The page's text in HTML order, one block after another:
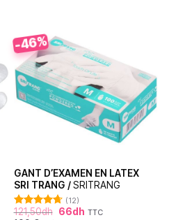
-46%
GANT D’EXAMEN EN LATEX
SRI TRANG /SRITRANG
Note4.67
(12)
121,50dh 66dh TTC